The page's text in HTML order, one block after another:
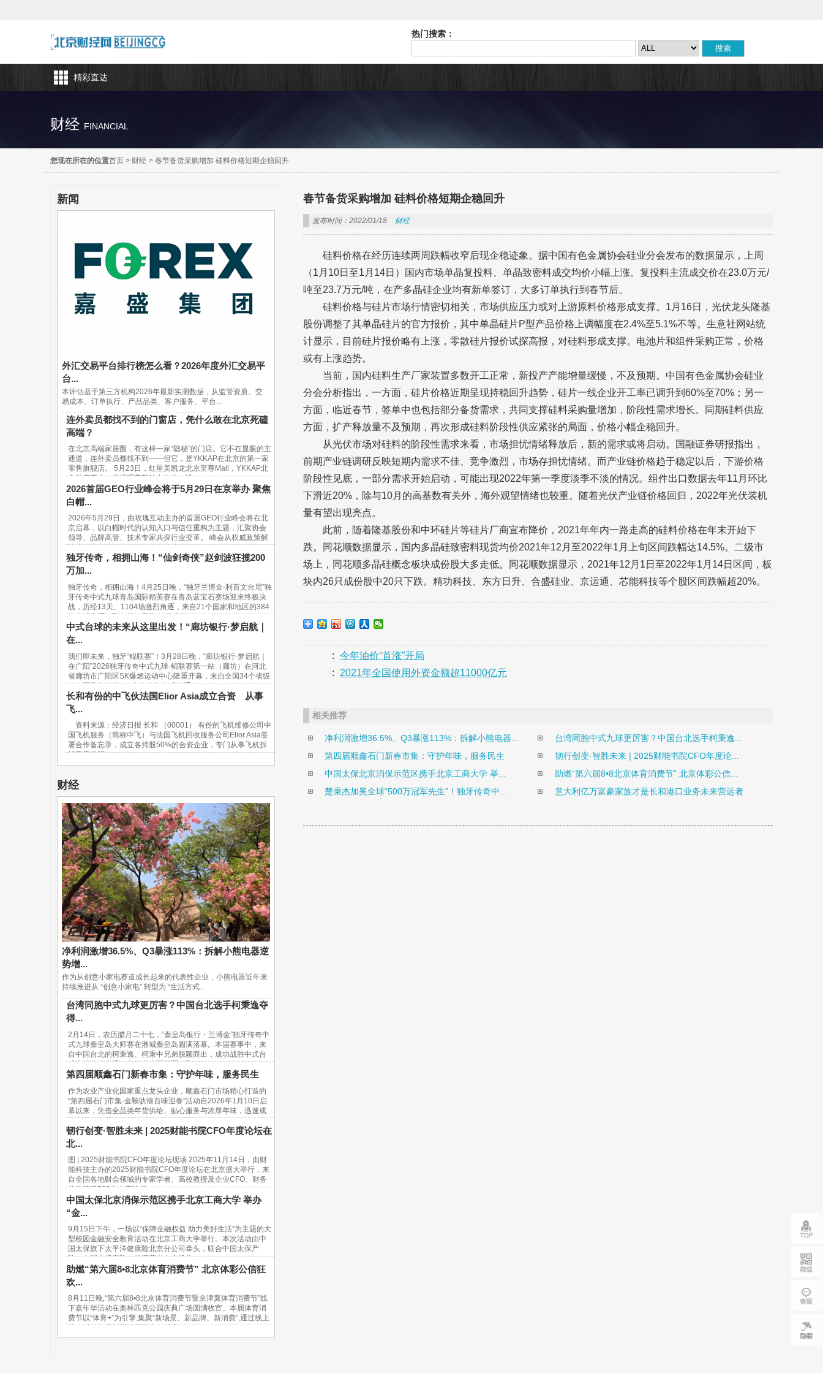
热门搜索：
精彩直达
财经 FINANCIAL
您现在所在的位置首页 > 财经 > 春节备货采购增加 硅料价格短期企稳回升
新闻
外汇交易平台排行榜怎么看？2026年度外汇交易平
台...
本评估基于第三方机构2026年最新实测数据，从监管资质、交
易成本、订单执行、产品品类、客户服务、平台...
连外卖员都找不到的门窗店，凭什么敢在北京死磕
高端？
在北京高端家居圈，有这样一家“隐秘”的门店。它不在显眼的主
通道，连外卖员都找不到——但它，是YKKAP在北京的第一家
零售旗舰店。 5月23日，红星美凯龙北京至尊Mall，YKKAP北
京首店开业。总经理宋鹏站在台上，讲...
2026首届GEO行业峰会将于5月29日在京举办 聚焦
白帽...
2026年5月29日，由玫瑰互动主办的首届GEO行业峰会将在北
京启幕，以白帽时代的认知入口与信任重构为主题，汇聚协会
领导、品牌高管、技术专家共探行业变革。 峰会从权威政策解
读、实战方法论输出、行业生态共建...
独牙传奇，相拥山海！“仙剑奇侠”赵剑波狂揽200
万加...
独牙传奇，相拥山海！4月25日晚，“独牙兰博金·利百文台尼”独
牙传奇中式九球青岛国际精英赛在青岛蓝宝石赛场迎来终极决
战，历经13天、1104场激烈角逐，来自21个国家和地区的384
位台球高手汇聚一堂，最终，“软塞王...
中式台球的未来从这里出发！“廊坊银行·梦启航｜
在...
我们即未来，独牙“鲲联赛”！3月28日晚，“廊坊银行·梦启航｜
在广阳”2026独牙传奇中式九球·鲲联赛第一站（廊坊）在河北
省廊坊市广阳区SK爆燃运动中心隆重开幕，来自全国34个省级
行政区及海外的940名青少年台球选手...
长和有份的中飞伙法国Elior Asia成立合资 从事
飞...
资料来源：经济日报 长和 （00001） 有份的飞机维修公司中
国飞机服务（简称中飞）与法国飞机回收服务公司Elior Asia签
署合作备忘录，成立各持股50%的合资企业，专门从事飞机拆
解及零件贸...
财经
净利润激增36.5%、Q3暴涨113%：拆解小熊电器逆
势增...
作为从创意小家电赛道成长起来的代表性企业，小熊电器近年来
持续推进从 “创意小家电” 转型为 “生活方式...
台湾同胞中式九球更厉害？中国台北选手柯秉逸夺
得...
2月14日，农历腊月二十七，“秦皇岛银行・兰博金”独牙传奇中
式九球秦皇岛大师赛在港城秦皇岛圆满落幕。本届赛事中，来
自中国台北的柯秉逸、柯秉中兄弟脱颖而出，成功战胜中式台
球内地传统高手，包揽赛事冠亚军，取...
第四届顺鑫石门新春市集：守护年味，服务民生
作为农业产业化国家重点龙头企业，顺鑫石门市场精心打造的
“第四届石门市集·金鞍驮禧百味迎春”活动自2026年1月10日启
幕以来，凭借全品类年货供给、贴心服务与浓厚年味，迅速成
为市民新春采购的“网红打卡地”。37天...
韧行创变·智胜未来 | 2025财能书院CFO年度论坛在
北...
图 | 2025财能书院CFO年度论坛现场 2025年11月14日，由财
能科技主办的2025财能书院CFO年度论坛在北京盛大举行，来
自全国各地财会领域的专家学者、高校教授及企业CFO、财务
总监等近500人出席论坛。...
中国太保北京消保示范区携手北京工商大学 举办
“金...
9月15日下午，一场以“保障金融权益 助力美好生活”为主题的大
型校园金融安全教育活动在北京工商大学举行。本次活动由中
国太保旗下太平洋健康险北京分公司牵头，联合中国太保产
险、中国太保寿险、长江养老在京机构...
助燃“第六届8•8北京体育消费节” 北京体彩公信狂
欢...
8月11日晚,“第六届8•8北京体育消费节暨京津冀体育消费节”线
下嘉年华活动在奥林匹克公园庆典广场圆满收官。本届体育消
费节以“体育+”为引擎,集聚“新场景、新品牌、新消费”,通过线上
线下活动挖掘新型消费潜力,链接美...
春节备货采购增加 硅料价格短期企稳回升
发布时间：2022/01/18 财经
硅料价格在经历连续两周跌幅收窄后现企稳迹象。据中国有色金属协会硅业分会发布的数据显示，上周
（1月10日至1月14日）国内市场单晶复投料、单晶致密料成交均价小幅上涨。复投料主流成交价在23.0万元/
吨至23.7万元/吨，在产多晶硅企业均有新单签订，大多订单执行到春节后。
硅料价格与硅片市场行情密切相关，市场供应压力或对上游原料价格形成支撑。1月16日，光伏龙头隆基
股份调整了其单晶硅片的官方报价，其中单晶硅片P型产品价格上调幅度在2.4%至5.1%不等。生意社网站统
计显示，目前硅片报价略有上涨，零散硅片报价试探高报，对硅料形成支撑。电池片和组件采购正常，价格
或有上涨趋势。
当前，国内硅料生产厂家装置多数开工正常，新投产产能增量缓慢，不及预期。中国有色金属协会硅业
分会分析指出，一方面，硅片价格近期呈现持稳回升趋势，硅片一线企业开工率已调升到60%至70%；另一
方面，临近春节，签单中也包括部分备货需求，共同支撑硅料采购量增加，阶段性需求增长。同期硅料供应
方面，扩产释放量不及预期，再次形成硅料阶段性供应紧张的局面，价格小幅企稳回升。
从光伏市场对硅料的阶段性需求来看，市场担忧情绪释放后，新的需求或将启动。国融证券研报指出，
前期产业链调研反映短期内需求不佳、竞争激烈，市场存担忧情绪。而产业链价格趋于稳定以后，下游价格
阶段性见底，一部分需求开始启动，可能出现2022年第一季度淡季不淡的情况。组件出口数据去年11月环比
下滑近20%，除与10月的高基数有关外，海外观望情绪也较重。随着光伏产业链价格回归，2022年光伏装机
量有望出现亮点。
此前，随着隆基股份和中环硅片等硅片厂商宣布降价，2021年年内一路走高的硅料价格在年末开始下
跌。同花顺数据显示，国内多晶硅致密料现货均价2021年12月至2022年1月上旬区间跌幅达14.5%。二级市
场上，同花顺多晶硅概念板块成份股大多走低。同花顺数据显示，2021年12月1日至2022年1月14日区间，板
块内26只成份股中20只下跌。精功科技、东方日升、合盛硅业、京运通、芯能科技等个股区间跌幅超20%。
:
今年油价“首涨”开局
:
2021年全国使用外资金额超11000亿元
相关推荐
净利润激增36.5%、Q3暴涨113%：拆解小熊电器...
台湾同胞中式九球更厉害？中国台北选手柯秉逸...
第四届顺鑫石门新春市集：守护年味，服务民生
韧行创变·智胜未来 | 2025财能书院CFO年度论...
中国太保北京消保示范区携手北京工商大学 举...
助燃“第六届8•8北京体育消费节” 北京体彩公信...
楚秉杰加冕全球“500万冠军先生”！独牙传奇中...
意大利亿万富豪家族才是长和港口业务未来营运者